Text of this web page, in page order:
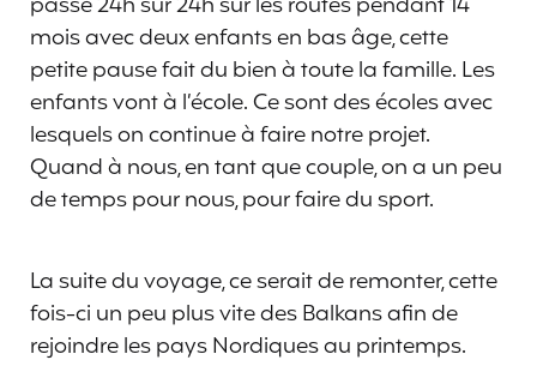
mois avec deux enfants en bas âge, cette
petite pause fait du bien à toute la famille. Les
enfants vont à l’école. Ce sont des écoles avec
lesquels on continue à faire notre projet.
Quand à nous, en tant que couple, on a un peu
de temps pour nous, pour faire du sport.
La suite du voyage, ce serait de remonter, cette
fois-ci un peu plus vite des Balkans afin de
rejoindre les pays Nordiques au printemps.